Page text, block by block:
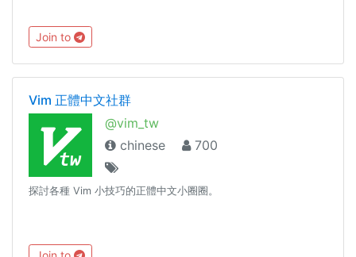
Join to
Vim 正體中文社群
@vim_tw
chinese
700
探討各種 Vim 小技巧的正體中文小圈圈。